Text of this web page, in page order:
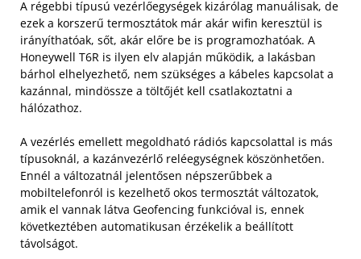
A régebbi típusú vezérlőegységek kizárólag manuálisak, de
ezek a korszerű termosztátok már akár wifin keresztül is
irányíthatóak, sőt, akár előre be is programozhatóak. A
Honeywell T6R is ilyen elv alapján működik, a lakásban
bárhol elhelyezhető, nem szükséges a kábeles kapcsolat a
kazánnal, mindössze a töltőjét kell csatlakoztatni a
hálózathoz.
A vezérlés emellett megoldható rádiós kapcsolattal is más
típusoknál, a kazánvezérlő reléegységnek köszönhetően.
Ennél a változatnál jelentősen népszerűbbek a
mobiltelefonról is kezelhető okos termosztát változatok,
amik el vannak látva Geofencing funkcióval is, ennek
következtében automatikusan érzékelik a beállított
távolságot.